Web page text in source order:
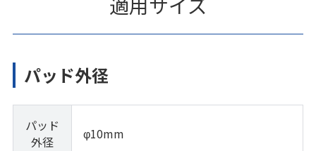
パッド外径
パッド
外径
φ10mm